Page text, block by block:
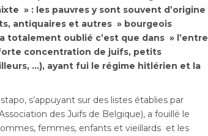
» : les pauvres y sont souvent d’origine
antiquaires et autres » bourgeois
totalement oublié c’est que dans » l’entre
concentration de juifs, petits
…), ayant fui le régime hitlérien et la
s’appuyant sur des listes établies par
des Juifs de Belgique), a fouillé le
femmes, enfants et vieillards et les